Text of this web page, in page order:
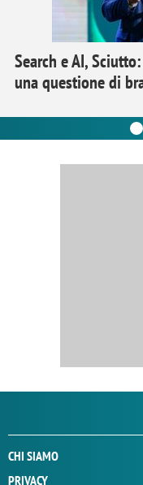
Search e AI,
una questione di
CHI SIAMO
PRIVACY